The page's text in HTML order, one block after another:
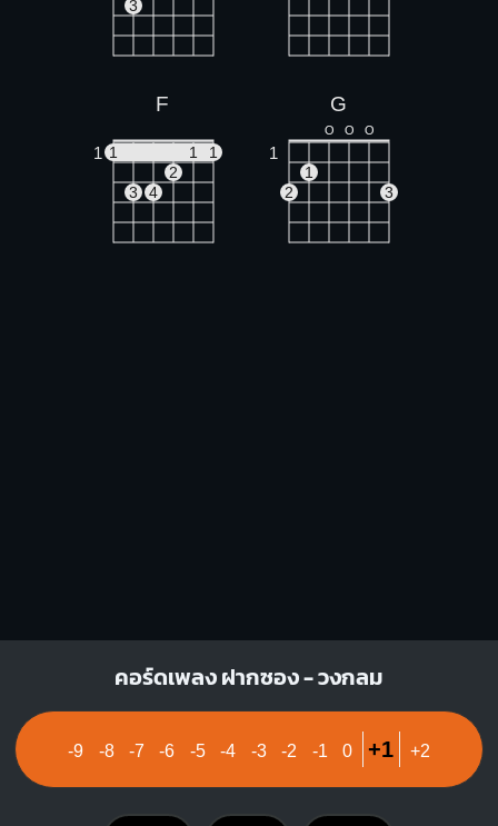
3
F
1 1 1
1
2
3
4
G
O O O
1
1
2
3
คอร์ดเพลง ฝากซอง - วงกลม
-9 -8 -7 -6 -5 -4 -3 -2 -1 0 +1 +2